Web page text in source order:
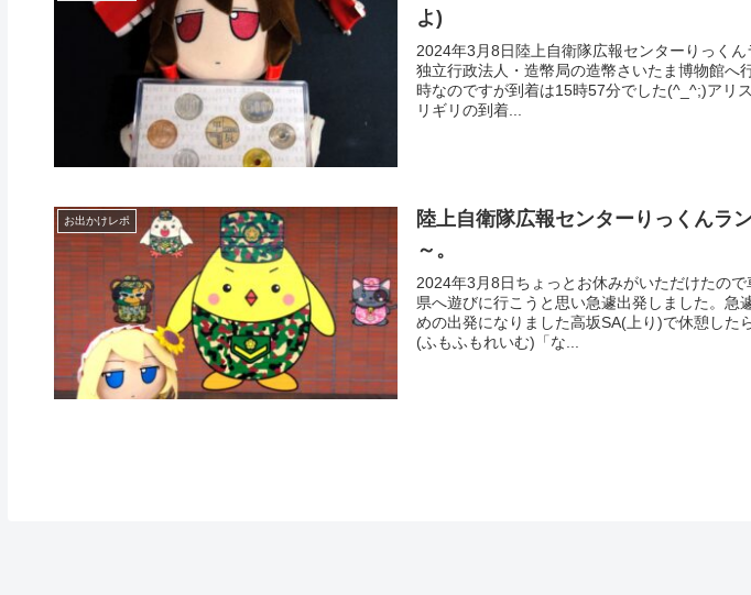
よ)
2024年3月8日陸上自衛隊広報センターりっく
独立行政法人・造幣局の造幣さいたま博物館へ
時なのですが到着は15時57分でした(^_^;)アリ
リギリの到着...
お出かけレポ
陸上自衛隊広報センターりっくんラ
～。
2024年3月8日ちょっとお休みがいただけたの
県へ遊びに行こうと思い急遽出発しました。急
めの出発になりました高坂SA(上り)で休憩した
(ふもふもれいむ)「な...